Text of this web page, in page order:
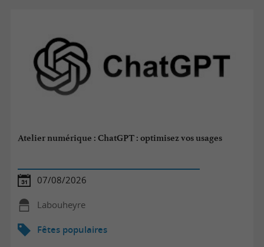
Atelier numérique : ChatGPT : optimisez vos usages
07/08/2026
Labouheyre
Fêtes populaires